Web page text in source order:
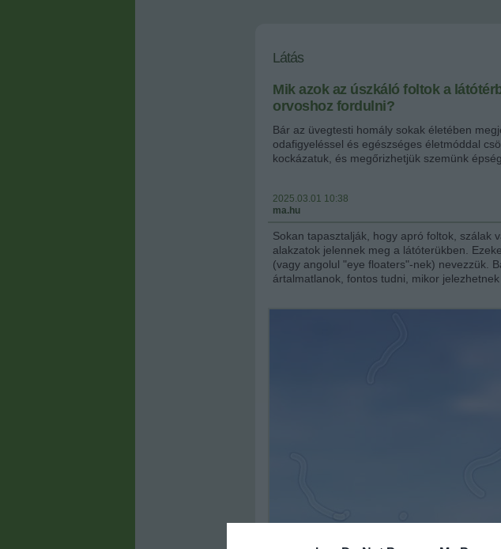
Látás
Mik azok az úszkáló foltok a
orvoshoz fordulni?
Bár az üvegtesti homály sokak életében
odafigyeléssel és egészséges életmóddal
kockázatuk, és megőrizhetjük szemünk
2025.03.01 10:38
ma.hu
Sokan tapasztalják, hogy apró foltok, szálak
alakzatok jelennek meg a látóterükben.
(vagy angolul "eye floaters"-nek) nevezzük.
ártalmatlanok, fontos tudni, mikor